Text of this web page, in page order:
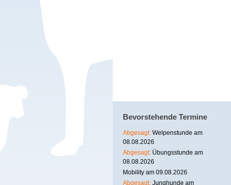
Bevorstehende Termine
Abgesagt: Welpenstunde am
08.08.2026
Abgesagt: Übungsstunde am
08.08.2026
Mobility am 09.08.2026
Abgesagt: Junghunde am